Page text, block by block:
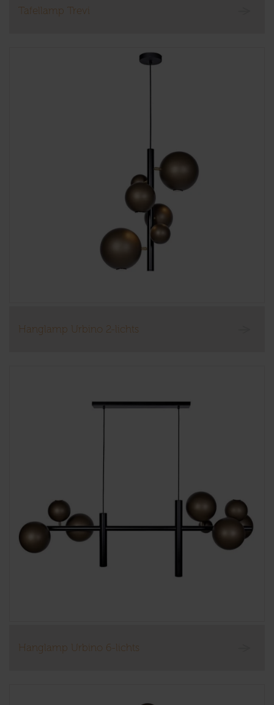
Tafellamp Trevi
Hanglamp Urbino 2-lichts
Hanglamp Urbino 6-lichts